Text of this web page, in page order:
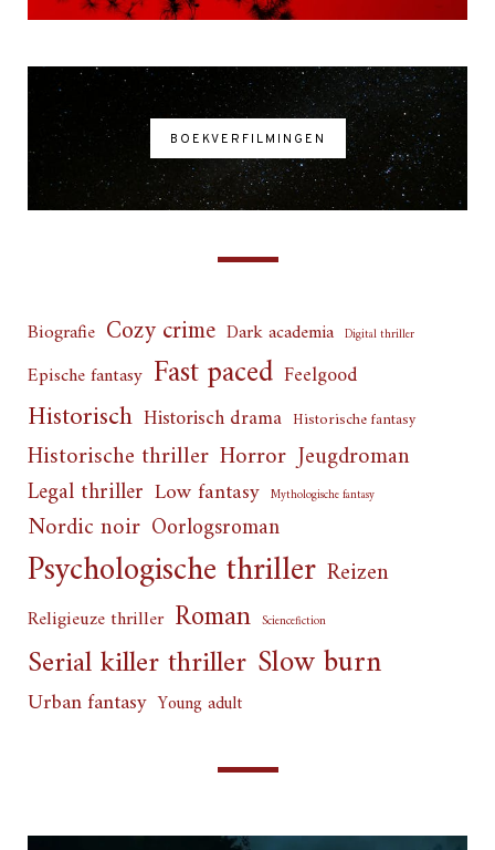
BOEKVERFILMINGEN
Biografie Cozy crime Dark academia Digital thriller
Epische fantasy Fast paced Feelgood
Historisch Historisch drama Historische fantasy
Historische thriller Horror Jeugdroman
Legal thriller Low fantasy Mythologische fantasy
Nordic noir Oorlogsroman
Psychologische thriller Reizen
Religieuze thriller Roman Sciencefiction
Serial killer thriller Slow burn
Urban fantasy Young adult